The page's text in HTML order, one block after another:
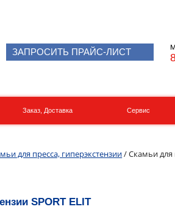
ЗАПРОСИТЬ ПРАЙС-ЛИСТ
Заказ, Доставка Сервис
для пресса, гиперэкстензии/ Скамьи для
SPORT ELIT